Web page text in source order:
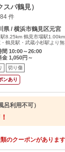
パ鶴見）
件
県 / 横浜市鶴見区元宮
8.25km 鶴見市場駅1.00km
・鶴見駅・武蔵小杉駅より
間 10:00～26:00
金 1,050円～
切り傷
ンあり
呂利用不可）
のクーポンがあります